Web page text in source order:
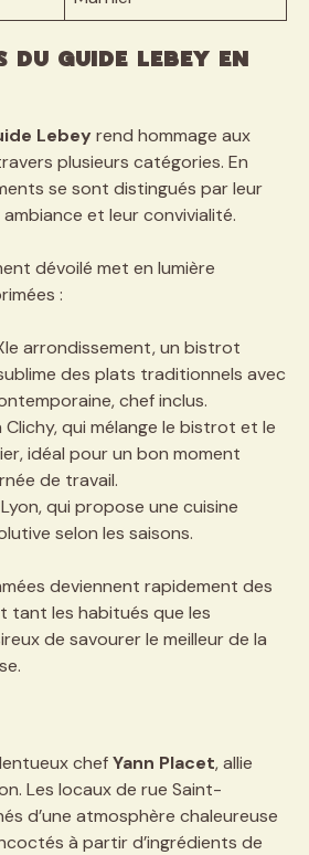
Guide Lebey en
Lebeyrend hommage aux
plusieurs catégories. En
se sont distingués par leur
et leur convivialité.
dévoilé met en lumière
:
arrondissement, un bistrot
des plats traditionnels avec
chef inclus.
Clichy, qui mélange le bistrot et le
idéal pour un bon moment
de travail.
qui propose une cuisine
selon les saisons.
deviennent rapidement des
tant les habitués que les
de savourer le meilleur de la
chefYann Placet, allie
Les locaux de rue Saint-
d’une atmosphère chaleureuse
à partir d’ingrédients de